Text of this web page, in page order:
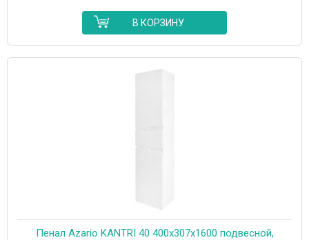
В КОРЗИНУ
Пенал Azario KANTRI 40 400х307х1600 подвесной,